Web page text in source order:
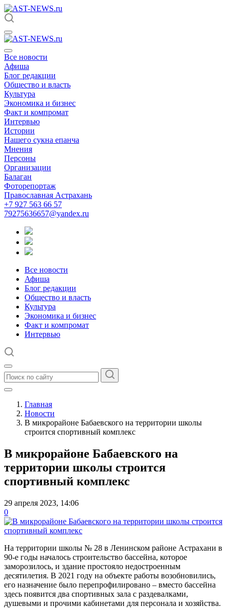
Все новости
Афиша
Блог редакции
Общество и власть
Культура
Экономика и бизнес
Факт и компромат
Интервью
Истории
Нашего сукна епанча
Мнения
Персоны
Организации
Балаган
Фоторепортаж
Православная Астрахань
+7 927 563 66 57
79275636657@yandex.ru
Все новости
Афиша
Блог редакции
Общество и власть
Культура
Экономика и бизнес
Факт и компромат
Интервью
Главная
Новости
В микрорайоне Бабаевского на территории школы
строится спортивный комплекс
В микрорайоне Бабаевского на
территории школы строится
спортивный комплекс
29 апреля 2023, 14:06
0
На территории школы № 28 в Ленинском районе Астрахани в
90-е годы началось строительство бассейна, которое
заморозилось, и здание простояло недостроенным
десятилетия. В 2021 году на объекте работы возобновились,
его назначение было перепрофилировано – вместо бассейна
здесь появится два спортивных зала с раздевалками,
душевыми и прочими кабинетами для персонала и хозяйства.